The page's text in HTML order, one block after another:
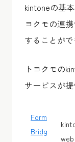
kintoneの基
ヨクモの連
することがで
トヨクモの
サービスが提
Form
Bridg